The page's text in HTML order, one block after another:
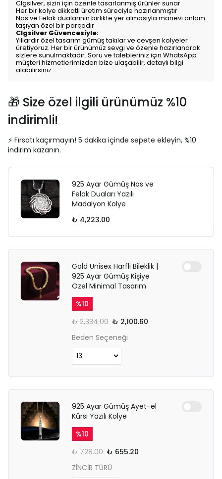
Clgsilver, sizin için özenle tasarlanmış ürünler sunar
Her bir kolye dikkatli üretim süreciyle hazırlanmıştır
Nas ve Felak dualarının birlikte yer almasıyla manevi anlam
taşıyan özel bir parçadır
Clgsilver Güvencesiyle:
Yıllardır özel tasarım gümüş takılar ve cevşen kolyeler
üretiyoruz. Her bir ürünümüz sevgi ve özenle hazırlanarak
sizlere sunulmaktadır. Soru ve talebleriniz için WhatsApp
müşteri hizmetlerimizden bize ulaşabilir, detaylı bilgi
alabilirsiniz.
🎁 Size özel ilgili ürünümüz %10
indirimli!
⚡ Fırsatı kaçırmayın! 5 dakika içinde sepete ekleyin, %10
indirim kazanın.
925 Ayar Gümüş Nas ve
Felak Duaları Yazılı
Madalyon Kolye
₺ 4,223.00
Gold Unisex Harfli Bileklik |
925 Ayar Gümüş Kişiye
Özel Minimal Tasarım
%10
₺ 2,334.00 ₺ 2,100.60
Beden Seçeneği
925 Ayar Gümüş Ayet-el
Kürsi Yazılı Kolye
%10
₺ 728.00 ₺ 655.20
ZİNCİR TÜRÜ